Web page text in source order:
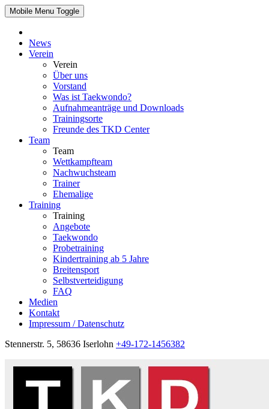
Mobile Menu Toggle
News
Verein
Verein
Über uns
Vorstand
Was ist Taekwondo?
Aufnahmeanträge und Downloads
Trainingsorte
Freunde des TKD Center
Team
Team
Wettkampfteam
Nachwuchsteam
Trainer
Ehemalige
Training
Training
Angebote
Taekwondo
Probetraining
Kindertraining ab 5 Jahre
Breitensport
Selbstverteidigung
FAQ
Medien
Kontakt
Impressum / Datenschutz
Stennerstr. 5, 58636 Iserlohn +49-172-1456382